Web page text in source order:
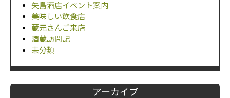
矢島酒店イベント案内
美味しい飲食店
蔵元さんご来店
酒蔵訪問記
未分類
アーカイブ